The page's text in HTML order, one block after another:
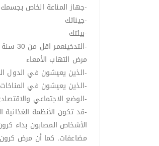
-جهاز المناعة الخاص بجسمك
-جيناتك
-بيئتك
-
مرض التهاب الأمعاء
-الذين يعيشون في الدول
-الذين يعيشون في المناخات
-الوضع الاجتماعي
-قد تكون الأنظمة الغذائية
الأشخاص المصابون بداء
مضاعفات. كما أن مرض كرون